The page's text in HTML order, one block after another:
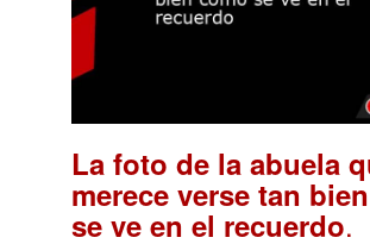
La foto de la abuela
merece verse tan
se ve en el recuerdo.